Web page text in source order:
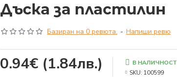
Дъска за пластилин
Базиран на 0 ревюта. - Напиши ревю
0.94€ (1.84лв.)
В НАЛИЧНОСТ
SKU: 100599